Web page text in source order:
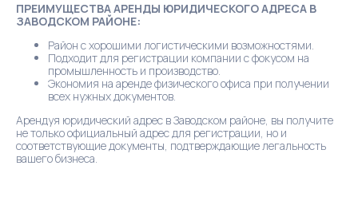
ПРЕИМУЩЕСТВА АРЕНДЫ ЮРИДИЧЕСКОГО АДРЕСА В
ЗАВОДСКОМ РАЙОНЕ:
Район с хорошими логистическими возможностями.
Подходит для регистрации компании с фокусом на
промышленность и производство.
Экономия на аренде физического офиса при получении
всех нужных документов.
Арендуя юридический адрес в Заводском районе, вы получите
не только официальный адрес для регистрации, но и
соответствующие документы, подтверждающие легальность
вашего бизнеса.